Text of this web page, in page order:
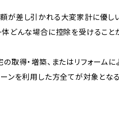
が差し引かれる大変家計に優し
どんな場合に控除を受けること
取得・増築、またはリフォーム
ンを利用した方全てが対象とな